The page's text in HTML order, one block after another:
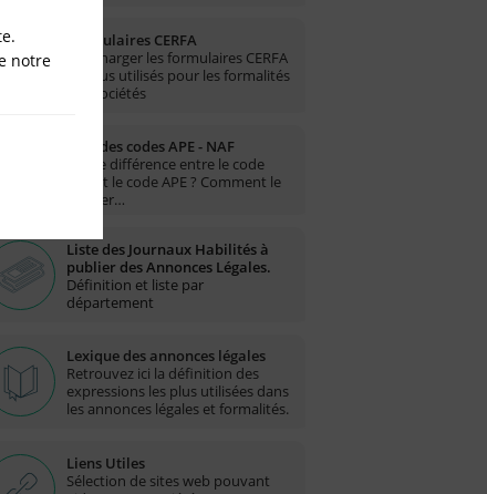
Formulaires CERFA
Télécharger les formulaires CERFA
les plus utilisés pour les formalités
des sociétés
Liste des codes APE - NAF
Quelle différence entre le code
NAF et le code APE ? Comment le
trouver…
Liste des Journaux Habilités à
publier des Annonces Légales.
Définition et liste par
département
Lexique des annonces légales
Retrouvez ici la définition des
expressions les plus utilisées dans
les annonces légales et formalités.
Liens Utiles
Sélection de sites web pouvant
notre